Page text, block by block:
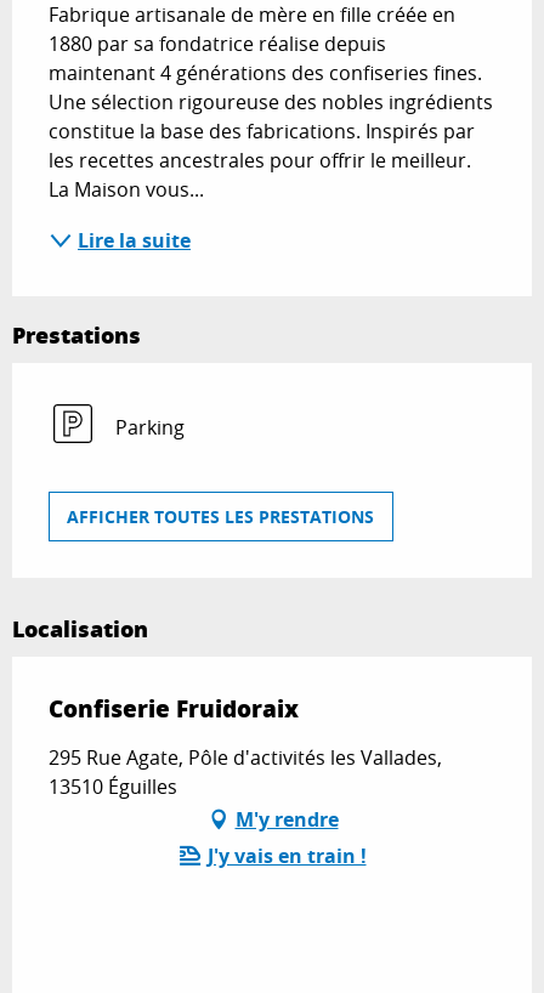
Fabrique artisanale de mère en fille créée en
1880 par sa fondatrice réalise depuis
maintenant 4 générations des confiseries fines.
Une sélection rigoureuse des nobles ingrédients
constitue la base des fabrications. Inspirés par
les recettes ancestrales pour offrir le meilleur.
La Maison vous...
Lire la suite
Prestations
Parking
AFFICHER TOUTES LES PRESTATIONS
Localisation
Confiserie Fruidoraix
295 Rue Agate, Pôle d'activités les Vallades,
13510 Éguilles
M'y rendre
J'y vais en train !